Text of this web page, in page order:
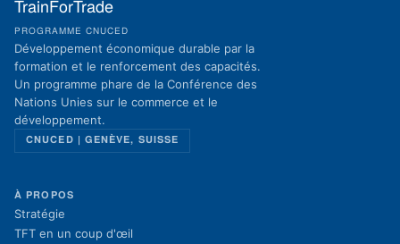
TrainForTrade
PROGRAMME CNUCED
Développement économique durable par la
formation et le renforcement des capacités.
Un programme phare de la Conférence des
Nations Unies sur le commerce et le
développement.
CNUCED | GENÈVE, SUISSE
À PROPOS
Stratégie
TFT en un coup d'œil